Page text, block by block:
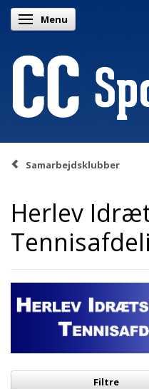
Skifte navigation
Menu
Samarbejdsklubber
Herlev
Filtre